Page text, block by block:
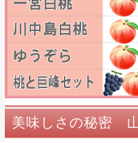
美味しさの秘密